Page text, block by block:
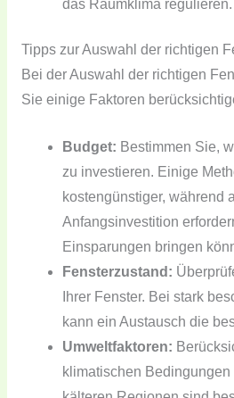
das Raumklima regulieren.
Tipps zur Auswahl der richtigen
Bei der Auswahl der richtigen
Sie einige Faktoren
Budget: Bestimmen Sie,
zu investieren. Einige
kostengünstiger, während
Anfangsinvestition
Einsparungen bringen
Fensterzustand:
Ihrer Fenster. Bei stark
kann ein Austausch die
Umweltfaktoren:
klimatischen